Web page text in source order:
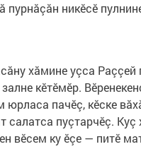
пурнăçăн никӗсӗ
хăмине уçса Раççей
кӗтӗмӗр.
юрласа пачӗç, кӗске
салатса пуçтарчӗç. Куç
вӗсем ку ӗçе — питӗ